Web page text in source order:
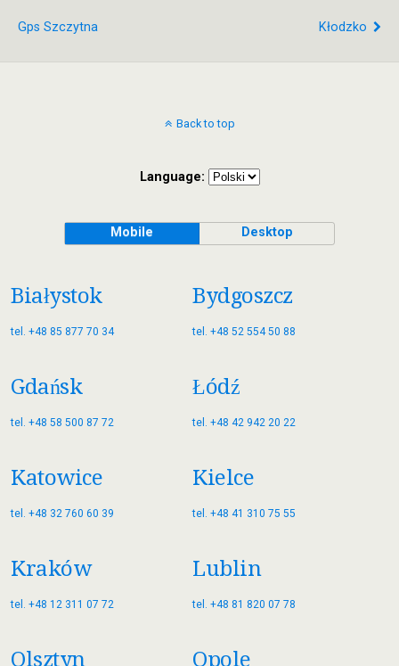
Gps Szczytna Kłodzko
Back to top
Language:
Mobile Desktop
Białystok
tel. +48 85 877 70 34
Bydgoszcz
tel. +48 52 554 50 88
Gdańsk
tel. +48 58 500 87 72
Łódź
tel. +48 42 942 20 22
Katowice
tel. +48 32 760 60 39
Kielce
tel. +48 41 310 75 55
Kraków
tel. +48 12 311 07 72
Lublin
tel. +48 81 820 07 78
Olsztyn Opole